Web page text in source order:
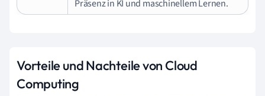
Präsenz in KI und maschinellem Lernen.
Vorteile und Nachteile von Cloud
Computing